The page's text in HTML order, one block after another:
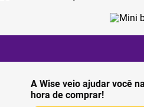
A Wise veio ajudar você na
hora de comprar!